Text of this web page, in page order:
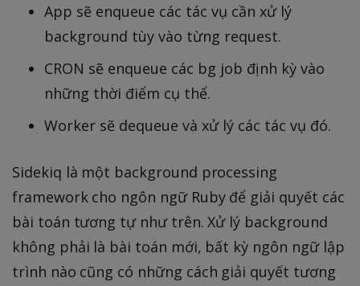
App sẽ enqueue các tác vụ cần xử lý
background tùy vào từng request.
CRON sẽ enqueue các bg job định kỳ vào
những thời điểm cụ thể.
Worker sẽ dequeue và xử lý các tác vụ đó.
Sidekiq là một background processing
framework cho ngôn ngữ Ruby để giải quyết các
bài toán tương tự như trên. Xử lý background
không phải là bài toán mới, bất kỳ ngôn ngữ lập
trình nào cũng có những cách giải quyết tương